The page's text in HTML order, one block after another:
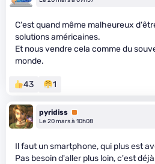
C'est quand même malheureux
solutions américaines.
Et nous vendre cela comme du
monde.
43 1
pyridiss Premium
Le 20 mars à 10h08
Il faut un smartphone, qui plus est
Pas besoin d'aller plus loin, c'est